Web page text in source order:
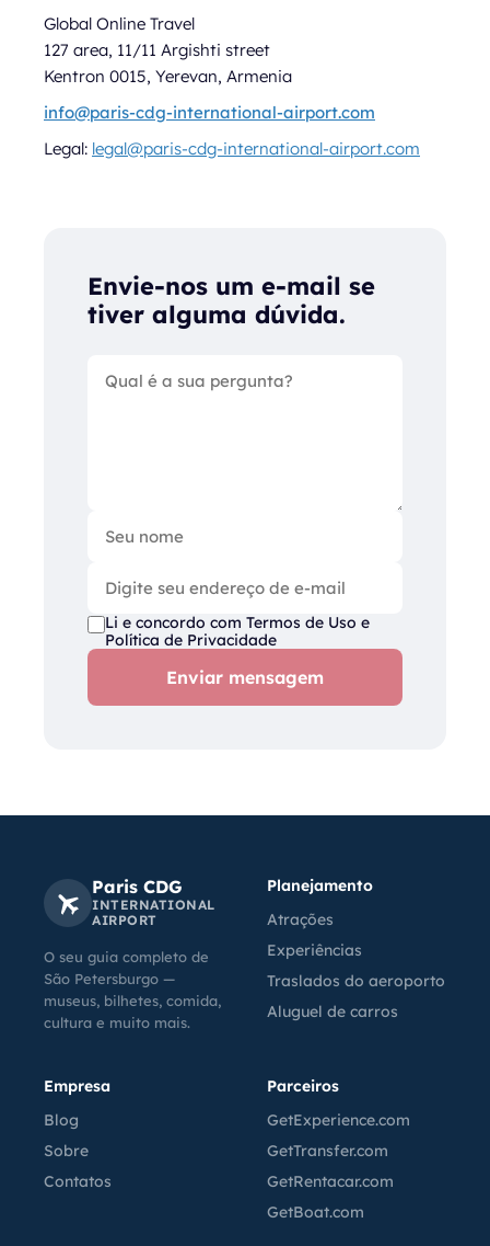
Global Online Travel
127 area, 11/11 Argishti street
Kentron 0015, Yerevan, Armenia
info@paris-cdg-international-airport.com
Legal: legal@paris-cdg-international-airport.com
Envie-nos um e-mail se
tiver alguma dúvida.
Li e concordo com Termos de Uso e
Política de Privacidade
Enviar mensagem
Paris CDG
INTERNATIONAL
AIRPORT
O seu guia completo de
São Petersburgo —
museus, bilhetes, comida,
cultura e muito mais.
Planejamento
Atrações
Experiências
Traslados do aeroporto
Aluguel de carros
Empresa
Blog
Sobre
Contatos
Parceiros
GetExperience.com
GetTransfer.com
GetRentacar.com
GetBoat.com